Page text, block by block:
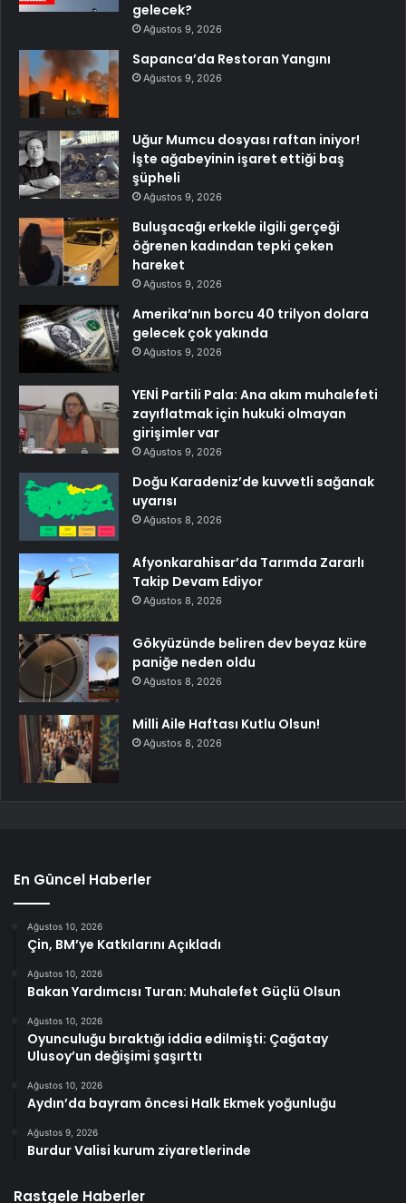
gelecek?
Ağustos 9, 2026
Sapanca’da Restoran Yangını
Ağustos 9, 2026
Uğur Mumcu dosyası raftan iniyor!
İşte ağabeyinin işaret ettiği baş
şüpheli
Ağustos 9, 2026
Buluşacağı erkekle ilgili gerçeği
öğrenen kadından tepki çeken
hareket
Ağustos 9, 2026
Amerika’nın borcu 40 trilyon dolara
gelecek çok yakında
Ağustos 9, 2026
YENİ Partili Pala: Ana akım muhalefeti
zayıflatmak için hukuki olmayan
girişimler var
Ağustos 9, 2026
Doğu Karadeniz’de kuvvetli sağanak
uyarısı
Ağustos 8, 2026
Afyonkarahisar’da Tarımda Zararlı
Takip Devam Ediyor
Ağustos 8, 2026
Gökyüzünde beliren dev beyaz küre
paniğe neden oldu
Ağustos 8, 2026
Milli Aile Haftası Kutlu Olsun!
Ağustos 8, 2026
En Güncel Haberler
Ağustos 10, 2026
Çin, BM’ye Katkılarını Açıkladı
Ağustos 10, 2026
Bakan Yardımcısı Turan: Muhalefet Güçlü Olsun
Ağustos 10, 2026
Oyunculuğu bıraktığı iddia edilmişti: Çağatay
Ulusoy’un değişimi şaşırttı
Ağustos 10, 2026
Aydın’da bayram öncesi Halk Ekmek yoğunluğu
Ağustos 9, 2026
Burdur Valisi kurum ziyaretlerinde
Rastgele Haberler